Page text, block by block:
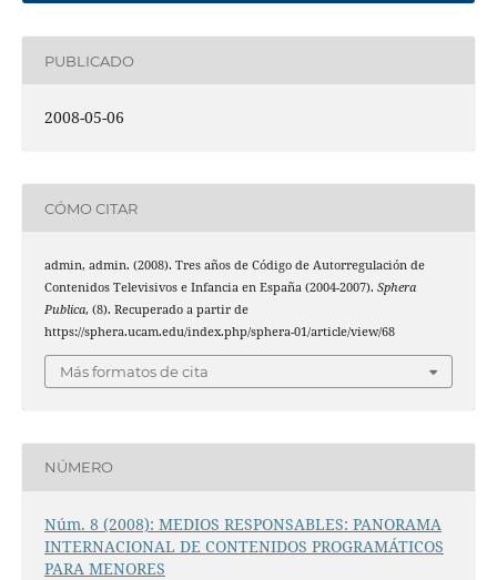
PUBLICADO
2008-05-06
CÓMO CITAR
admin, admin. (2008). Tres años de Código de Autorregulación de
Contenidos Televisivos e Infancia en España (2004-2007). Sphera
Publica, (8). Recuperado a partir de
https://sphera.ucam.edu/index.php/sphera-01/article/view/68
Más formatos de cita
NÚMERO
Núm. 8 (2008): MEDIOS RESPONSABLES: PANORAMA
INTERNACIONAL DE CONTENIDOS PROGRAMÁTICOS
PARA MENORES